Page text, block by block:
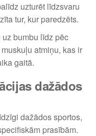
uzturēt līdzsvaru
tur, kur paredzēts.
bumbu līdz pēc
atmiņu, kas ir
gaitā.
dažādos
dažādos sportos,
prasībām.